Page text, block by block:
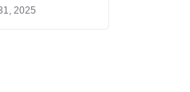
2025